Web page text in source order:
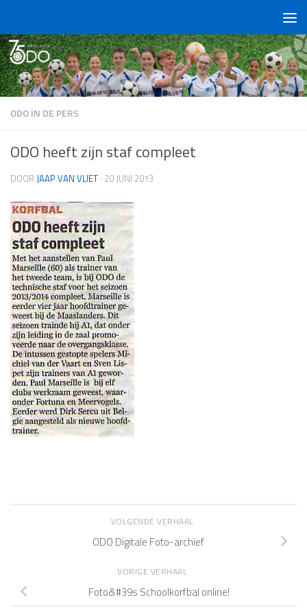
ODO IN DE PERS
ODO heeft zijn staf compleet
DOOR JAAP VAN VLIET · 20 JUNI 2013
VOLGENDE VERHAAL
ODO Digitale Foto-archief
VORIGE VERHAAL
Foto&#39s Schoolkorfbal online!